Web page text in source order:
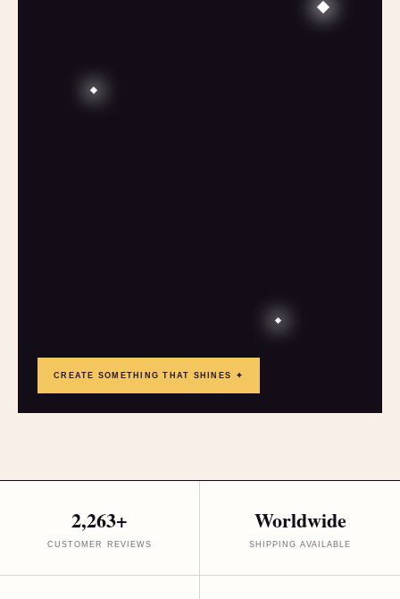
CREATE SOMETHING THAT SHINES ✦
2,263+
CUSTOMER REVIEWS
Worldwide
SHIPPING AVAILABLE